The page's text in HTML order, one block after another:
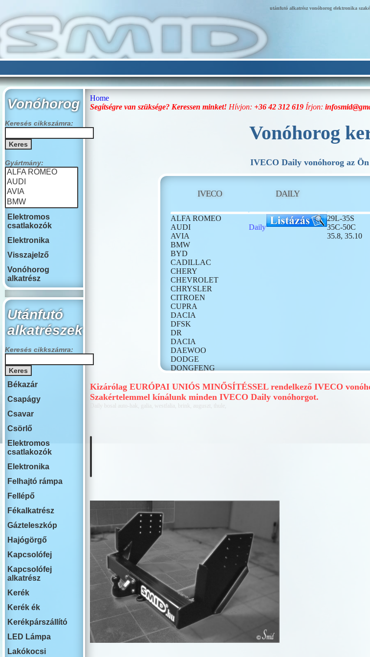
utánfutó alkatrész vonóhorog elektronika
Home
Segítségre van szüksége? Keressen minket! Hívjon: +36 42 312 619 Írjon:
Vonóhorog
IVECO Daily vonóhorog az
IVECO DAILY
ALFA ROMEO
AUDI
AVIA
BMW
BYD
CADILLAC
CHERY
CHEVROLET
CHRYSLER
CITROEN
CUPRA
DACIA
DFSK
DR
DACIA
DAEWOO
DODGE
DONGFENG
FORD
GONOW
HONDA
LAKOAUTO
LEAPMOTOR
LEXUS
MAHINDRA
MAZDA
MERCEDES
MINI COOPER
MITSUBISHI
NISSAN
OMODA
OPEL
PEUGEOT
PLYMOUTH
Daily
29L-35S
35C-50C
35.8, 35.10
Kizárólag EURÓPAI UNIÓS MINŐSÍTÉSSEL rendelkező IVECO
Szakértelemmel kínálunk minden IVECO Daily vonóhorgot.
Daily bosal auto-hak, galia, westfalia, brink, auguszt, thule,
Vonóhorog
Keresés cikkszámra:
Gyártmány:
Elektromos
csatlakozók
Elektronika
Visszajelző
Vonóhorog
alkatrész
Utánfutó
alkatrészek
Keresés cikkszámra:
Békazár
Csapágy
Csavar
Csörlő
Elektromos
csatlakozók
Elektronika
Felhajtó rámpa
Fellépő
Fékalkatrész
Gázteleszkóp
Hajógörgő
Kapcsolófej
Kapcsolófej
alkatrész
Kerék
Kerék ék
Kerékpárszállító
LED Lámpa
Lakókocsi